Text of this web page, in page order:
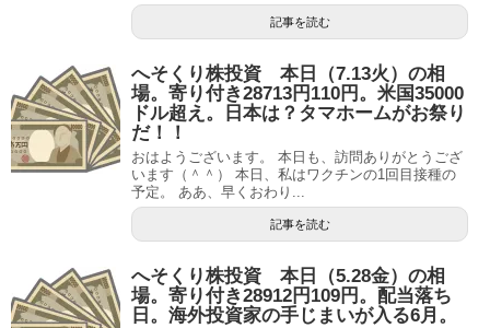
記事を読む
へそくり株投資 本日（7.13火）の相
場。寄り付き28713円110円。米国35000
ドル超え。日本は？タマホームがお祭り
だ！！
おはようございます。 本日も、訪問ありがとうござ
います（＾＾） 本日、私はワクチンの1回目接種の
予定。 ああ、早くおわり...
記事を読む
へそくり株投資 本日（5.28金）の相
場。寄り付き28912円109円。配当落ち
日。海外投資家の手じまいが入る6月。